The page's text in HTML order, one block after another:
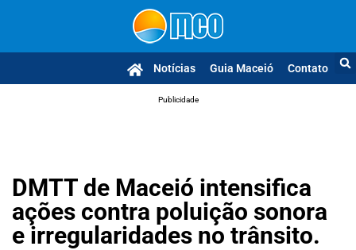
Notícias Guia Maceió Contato
Publicidade
DMTT de Maceió intensifica
ações contra poluição sonora
e irregularidades no trânsito.